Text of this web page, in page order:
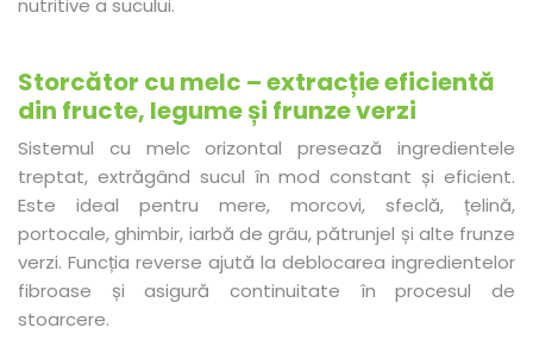
nutritive a sucului.
Storcător cu melc – extracție eficientă
din fructe, legume și frunze verzi
Sistemul cu melc orizontal presează ingredientele
treptat, extrăgând sucul în mod constant și eficient.
Este ideal pentru mere, morcovi, sfeclă, țelină,
portocale, ghimbir, iarbă de grâu, pătrunjel și alte frunze
verzi. Funcția reverse ajută la deblocarea ingredientelor
fibroase și asigură continuitate în procesul de
stoarcere.